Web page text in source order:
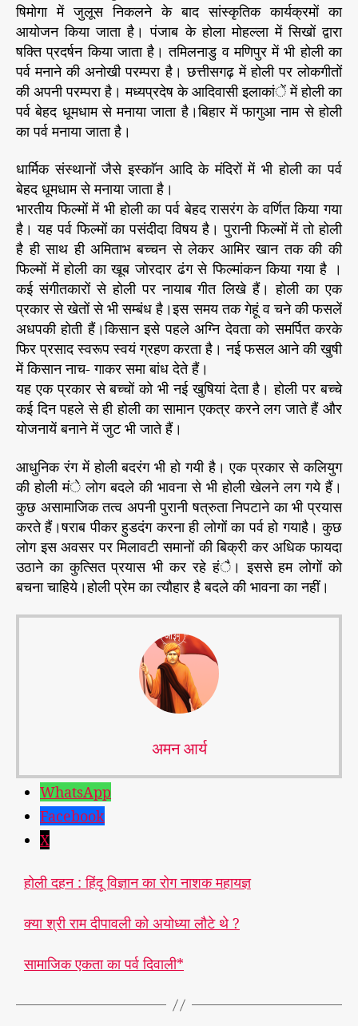
षिमोगा में जुलूस निकलने के बाद सांस्कृतिक कार्यक्रमों का
आयोजन किया जाता है। पंजाब के होला मोहल्ला में सिखों द्वारा
षक्ति प्रदर्षन किया जाता है। तमिलनाडु व मणिपुर में भी होली का
पर्व मनाने की अनोखी परम्परा है। छत्तीसगढ़ में होली पर लोकगीतों
की अपनी परम्परा है। मध्यप्रदेष के आदिवासी इलाकांें में होली का
पर्व बेहद धूमधाम से मनाया जाता है।बिहार में फागुआ नाम से होली
का पर्व मनाया जाता है।
धार्मिक संस्थानों जैसे इस्काॅन आदि के मंदिरों में भी होली का पर्व
बेहद धूमधाम से मनाया जाता है।
भारतीय फिल्मों में भी होली का पर्व बेहद रासरंग के वर्णित किया गया
है। यह पर्व फिल्मों का पसंदीदा विषय है। पुरानी फिल्मों में तो होली
है ही साथ ही अमिताभ बच्चन से लेकर आमिर खान तक की की
फिल्मों में होली का खूब जोरदार ढंग से फिल्मांकन किया गया है ।
कई संगीतकारों से होली पर नायाब गीत लिखे हैं। होली का एक
प्रकार से खेतों से भी सम्बंध है।इस समय तक गेहूं व चने की फसलें
अधपकी होती हैं।किसान इसे पहले अग्नि देवता को समर्पित करके
फिर प्रसाद स्वरूप स्वयं ग्रहण करता है। नई फसल आने की खुषी
में किसान नाच- गाकर समा बांध देते हैं।
यह एक प्रकार से बच्चों को भी नई खुषियां देता है। होली पर बच्चे
कई दिन पहले से ही होली का सामान एकत्र करने लग जाते हैं और
योजनायें बनाने में जुट भी जाते हैं।
आधुनिक रंग में होली बदरंग भी हो गयी है। एक प्रकार से कलियुग
की होली मंे लोग बदले की भावना से भी होली खेलने लग गये हैं।
कुछ असामाजिक तत्व अपनी पुरानी षत्रुता निपटाने का भी प्रयास
करते हैं।षराब पीकर हुडदंग करना ही लोगों का पर्व हो गयाहै। कुछ
लोग इस अवसर पर मिलावटी समानों की बिक्री कर अधिक फायदा
उठाने का कुत्सित प्रयास भी कर रहे हंै। इससे हम लोगों को
बचना चाहिये।होली प्रेम का त्यौहार है बदले की भावना का नहीं।
अमन आर्य
WhatsApp
Facebook
X
होली दहन : हिंदू विज्ञान का रोग नाशक महायज्ञ
क्या श्री राम दीपावली को अयोध्या लौटे थे ?
सामाजिक एकता का पर्व दिवाली*
T
हो